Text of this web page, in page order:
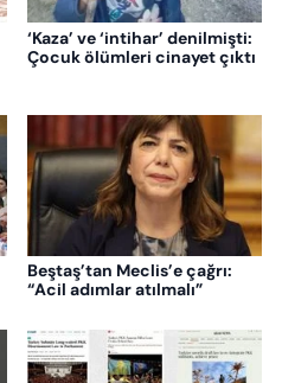
‘Kaza’ ve ‘intihar’ denilmişti:
Çocuk ölümleri cinayet çıktı
Beştaş’tan Meclis’e çağrı:
“Acil adımlar atılmalı”